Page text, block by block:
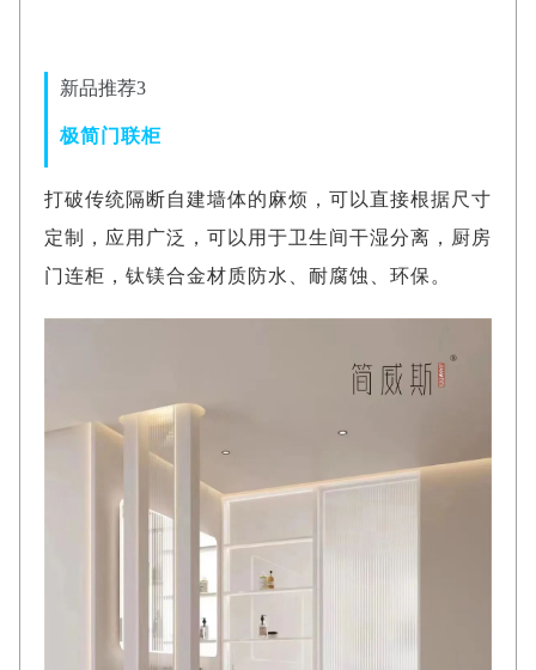
新品推荐3
极简门联柜
打破传统隔断自建墙体的麻烦，可以直接根据尺寸
定制，应用广泛，可以用于卫生间干湿分离，厨房
门连柜，钛镁合金材质防水、耐腐蚀、环保。